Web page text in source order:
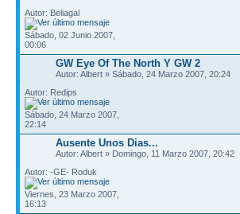
Autor: Beliagal
Sábado, 02 Junio 2007,
00:06
GW Eye Of The North Y GW 2
Autor: Albert » Sábado, 24 Marzo 2007, 20:24
Autor: Redips
Sábado, 24 Marzo 2007,
22:14
Ausente Unos Dias...
Autor: Albert » Domingo, 11 Marzo 2007, 20:42
Autor: -GE- Roduk
Viernes, 23 Marzo 2007,
16:13